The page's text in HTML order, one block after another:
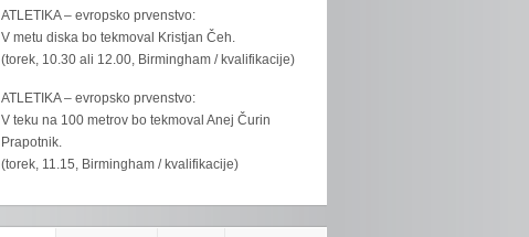
ATLETIKA – evropsko prvenstvo:
V metu diska bo tekmoval Kristjan Čeh.
(torek, 10.30 ali 12.00, Birmingham / kvalifikacije)
ATLETIKA – evropsko prvenstvo:
V teku na 100 metrov bo tekmoval Anej Čurin
Prapotnik.
(torek, 11.15, Birmingham / kvalifikacije)